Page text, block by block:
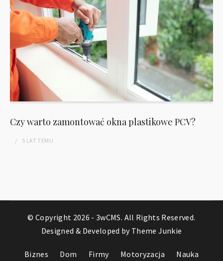
Czy warto zamontować okna plastikowe PCV?
5 LAT TEMU
© Copyright 2026 -3wCMS. All Rights Reserved.
Designed & Developed by Theme Junkie
Biznes Dom Firmy Motoryzacja Nauka